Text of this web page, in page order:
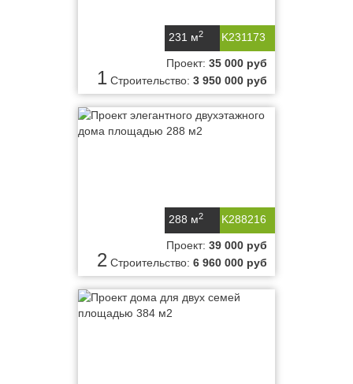
K231173
231 м2
1
Проект: 35 000 руб
Строительство: 3 950 000 руб
K288216
288 м2
2
Проект: 39 000 руб
Строительство: 6 960 000 руб